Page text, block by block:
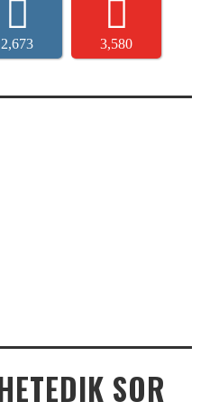
2,673 3,580
SOR